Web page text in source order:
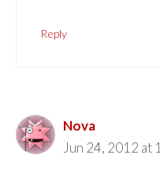
Reply
Nova
Jun 24, 2012 at